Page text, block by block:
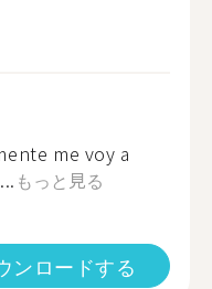
me voy a
もっと見る
ンロードする